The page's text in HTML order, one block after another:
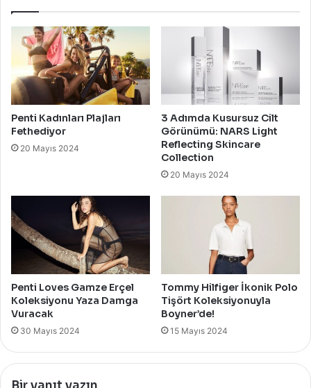
Penti Kadınları Plajları
Fethediyor
20 Mayıs 2024
3 Adımda Kusursuz Cilt
Görünümü: NARS Light
Reflecting Skincare
Collection
20 Mayıs 2024
Penti Loves Gamze Erçel
Koleksiyonu Yaza Damga
Vuracak
30 Mayıs 2024
Tommy Hilfiger İkonik Polo
Tişört Koleksiyonuyla
Boyner’de!
15 Mayıs 2024